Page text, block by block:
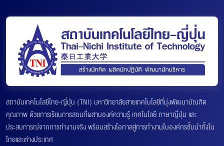
สถาบันเทคโนโลยีไทย-ญี่ปุ่น (TNI) มหาวิทยาลัยสายเทคโนโลยีที่มุ่งพัฒนาบัณฑิต
คุณภาพ ด้วยการเรียนการสอนที่ผสานองค์ความรู้ เทคโนโลยี ภาษาญี่ปุ่น และ
ประสบการณ์จากการทำงานจริง พร้อมสร้างโอกาสสู่การทำงานในองค์กรชั้นนำทั้งใน
ไทยและต่างประเทศ